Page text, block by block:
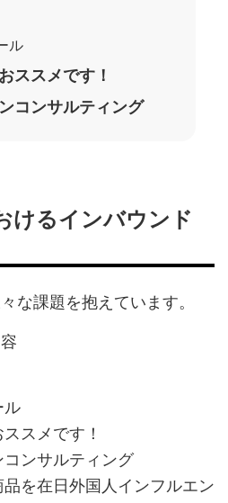
概要
ル
ススメです！
コンサルティング
けるインバウンド
な課題を抱えています。
概要
ル
スメです！
ンサルティング
を在日外国人インフルエン